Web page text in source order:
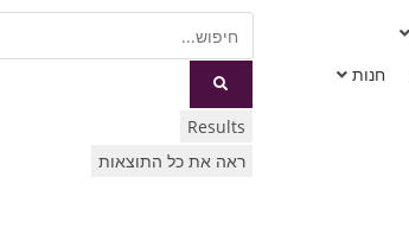
חנות
Results
ראה את כל התוצאות